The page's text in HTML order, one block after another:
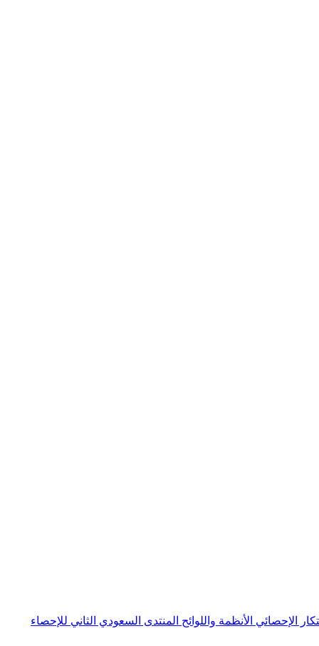
الإحصائي الأنظمة واللوائح المنتدى السعودي الثاني للإحصاء